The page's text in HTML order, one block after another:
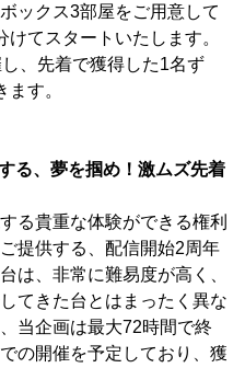
ックス3部屋をご用意して
てスタートいたします。
、先着で獲得した1名ず
す。
る、夢を掴め！激ムズ先着
る貴重な体験ができる権利
提供する、配信開始2周年
は、非常に難易度が高く、
てきた台とはまったく異な
当企画は最大72時間で終
の開催を予定しており、獲